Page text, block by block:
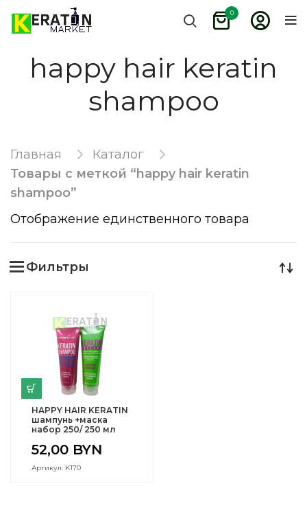
0
happy hair keratin
shampoo
Главная
Каталог
Товары с меткой “happy hair keratin
shampoo”
Отображение единственного товара
Фильтры
HAPPY HAIR KERATIN
шампунь +маска
набор 250/ 250 мл
52,00 BYN
Артикул: K170